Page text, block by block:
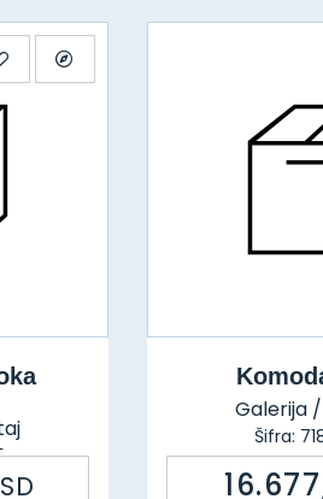
Galerija
Šifra: